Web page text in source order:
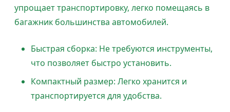
упрощает транспортировку, легко помещаясь в
багажник большинства автомобилей.
Быстрая сборка: Не требуются инструменты,
что позволяет быстро установить.
Компактный размер: Легко хранится и
транспортируется для удобства.